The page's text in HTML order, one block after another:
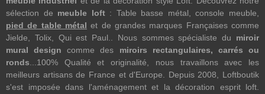
sélection de meuble loft: Table basse métal, console meuble,
pied de table métal et de grandes marques Françaises comme
Jielde, Tolix, Qui est Paul.. Nous sommes spécialiste du miroir
mural design comme des miroirs rectangulaires, carrés ou
ronds...100% Qualité et originalité, nous travaillons avec les
meilleurs artisans de France et d'Europe. Depuis 2008, Loftboutik
s'est imposée dans l'aménagement et la décoration esprit loft.